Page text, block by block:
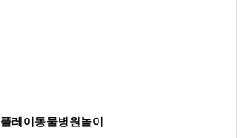
플레이동물병원놀이